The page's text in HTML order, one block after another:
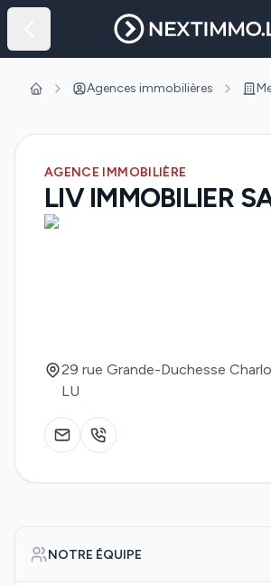
Accueil Agences immobilières
AGENCE IMMOBILIÈRE
LIV IMMOBILIER
29 rue Grande-Duchesse
LU
NOTRE ÉQUIPE